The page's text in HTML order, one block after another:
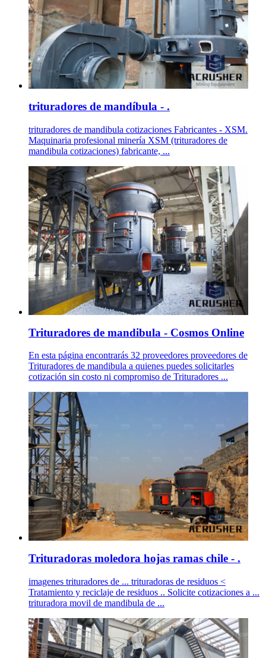
trituradores de mandíbula - .
trituradores de mandibula cotizaciones Fabricantes - XSM.
Maquinaria profesional minería XSM (trituradores de
mandibula cotizaciones) fabricante, ...
Trituradores de mandibula - Cosmos Online
En esta página encontrarás 32 proveedores proveedores de
Trituradores de mandibula a quienes puedes solicitarles
cotización sin costo ni compromiso de Trituradores ...
Trituradoras moledora hojas ramas chile - .
imagenes trituradores de ... trituradoras de residuos <
Tratamiento y reciclaje de residuos .. Solicite cotizaciones a ...
trituradora movil de mandibula de ...